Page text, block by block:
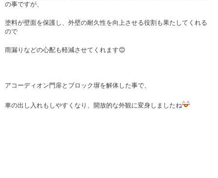
の事ですが、
塗料が壁面を保護し、外壁の耐久性を向上させる役割も果たしてくれる
ので
雨漏りなどの心配も軽減させてくれます😊
アコーディオン門扉とブロック塀を解体した事で、
車の出し入れもしやすくなり、開放的な外観に変身しましたね